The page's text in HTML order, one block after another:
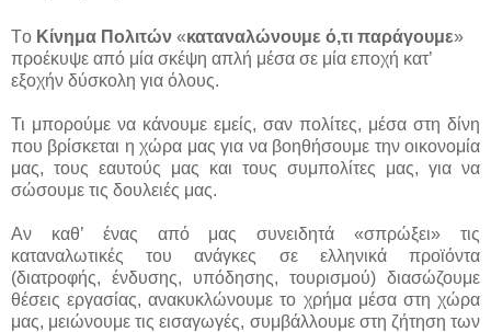
Tο Κίνημα Πολιτών «καταναλώνουμε ό,τι παράγουμε»
προέκυψε από μία σκέψη απλή μέσα σε μία εποχή κατ’
εξοχήν δύσκολη για όλους.
Τι μπορούμε να κάνουμε εμείς, σαν πολίτες, μέσα στη δίνη
που βρίσκεται η χώρα μας για να βοηθήσουμε την οικονομία
μας, τους εαυτούς μας και τους συμπολίτες μας, για να
σώσουμε τις δουλειές μας.
Αν καθ’ ένας από μας συνειδητά «σπρώξει» τις
καταναλωτικές του ανάγκες σε ελληνικά προϊόντα
(διατροφής, ένδυσης, υπόδησης, τουρισμού) διασώζουμε
θέσεις εργασίας, ανακυκλώνουμε το χρήμα μέσα στη χώρα
μας, μειώνουμε τις εισαγωγές, συμβάλλουμε στη ζήτηση των